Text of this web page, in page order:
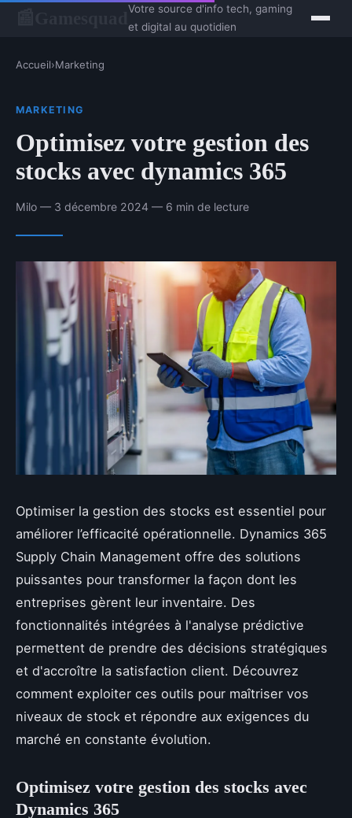
Votre source d'info tech, gaming
et digital au quotidien
Accueil›Marketing
MARKETING
Optimisez votre gestion des
stocks avec dynamics 365
Milo — 3 décembre 2024 — 6 min de lecture
Optimiser la gestion des stocks est essentiel pour
améliorer l’efficacité opérationnelle. Dynamics 365
Supply Chain Management offre des solutions
puissantes pour transformer la façon dont les
entreprises gèrent leur inventaire. Des
fonctionnalités intégrées à l'analyse prédictive
permettent de prendre des décisions stratégiques
et d'accroître la satisfaction client. Découvrez
comment exploiter ces outils pour maîtriser vos
niveaux de stock et répondre aux exigences du
marché en constante évolution.
Optimisez votre gestion des stocks avec
Dynamics 365